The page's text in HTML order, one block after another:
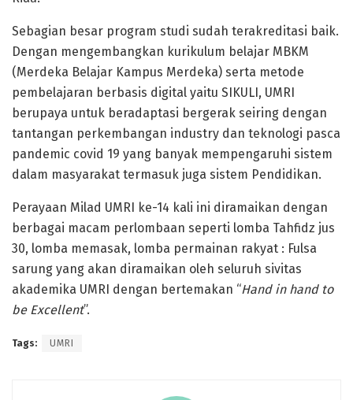
Sebagian besar program studi sudah terakreditasi baik.
Dengan mengembangkan kurikulum belajar MBKM
(Merdeka Belajar Kampus Merdeka) serta metode
pembelajaran berbasis digital yaitu SIKULI, UMRI
berupaya untuk beradaptasi bergerak seiring dengan
tantangan perkembangan industry dan teknologi pasca
pandemic covid 19 yang banyak mempengaruhi sistem
dalam masyarakat termasuk juga sistem Pendidikan.
Perayaan Milad UMRI ke-14 kali ini diramaikan dengan
berbagai macam perlombaan seperti lomba Tahfidz jus
30, lomba memasak, lomba permainan rakyat : Fulsa
sarung yang akan diramaikan oleh seluruh sivitas
akademika UMRI dengan bertemakan “Hand in hand to
be Excellent”.
Tags: UMRI